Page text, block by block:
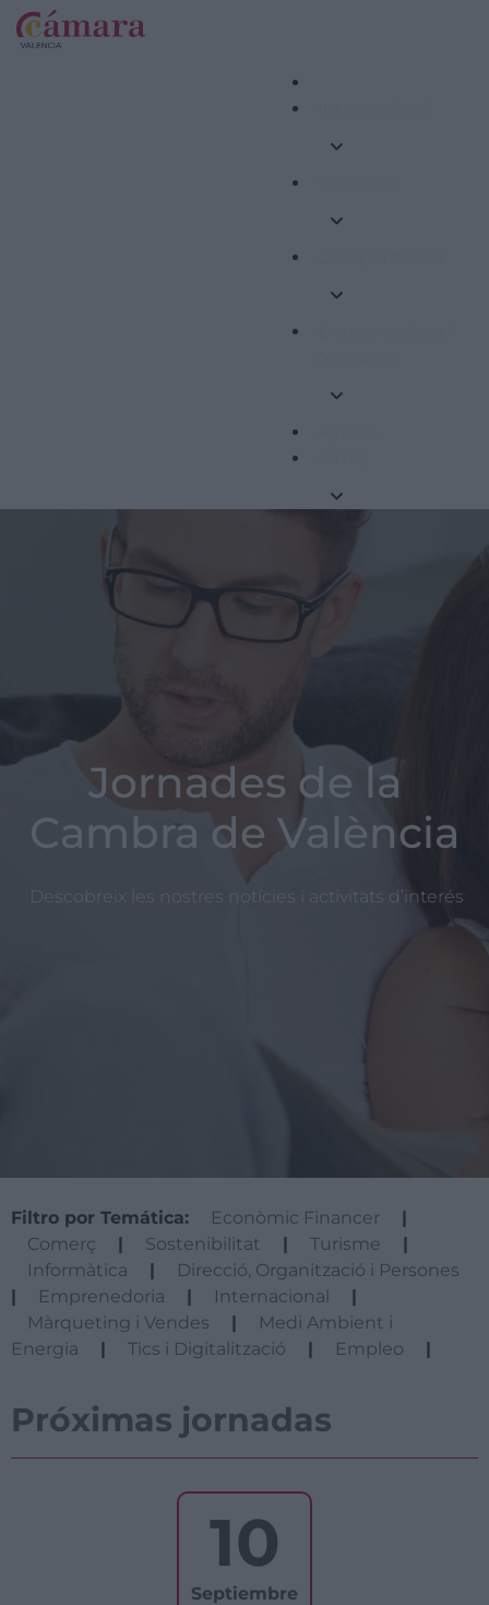
Jornades de la
Cambra de València
Descobreix les nostres notícies i activitats d’interés
Filtro por Temática: Econòmic Financer
Comerç
Sostenibilitat Turisme
Informàtica
Direcció, Organització i Persones
Emprenedoria Internacional
Màrqueting i Vendes
Medi Ambient i
Energia
Tics i Digitalització Empleo
Próximas jornadas
10
Septiembre